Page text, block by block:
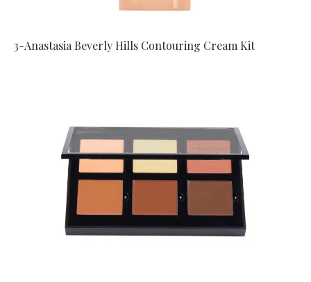
3-Anastasia Beverly Hills Contouring Cream Kit